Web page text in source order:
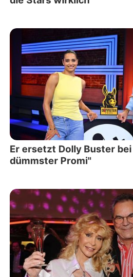
Er ersetzt Dolly Buster
dümmster Promi"